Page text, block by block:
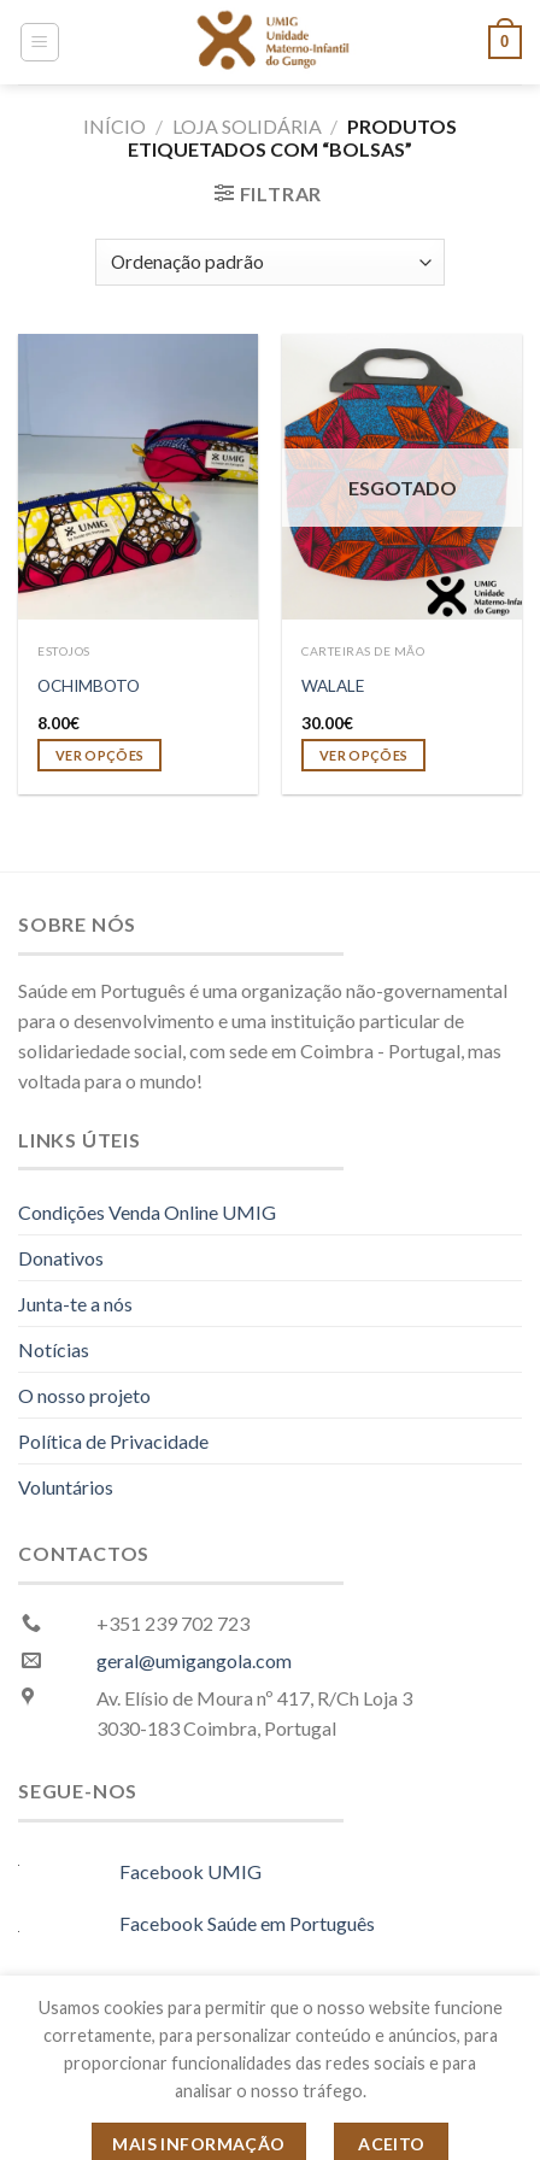
0
INÍCIO / LOJA SOLIDÁRIA / PRODUTOS
ETIQUETADOS COM “BOLSAS”
FILTRAR
ESTOJOS
OCHIMBOTO
8.00€
VER OPÇÕES
ESGOTADO
CARTEIRAS DE MÃO
WALALE
30.00€
VER OPÇÕES
SOBRE NÓS
Saúde em Português é uma organização não-governamental
para o desenvolvimento e uma instituição particular de
solidariedade social, com sede em Coimbra - Portugal, mas
voltada para o mundo!
LINKS ÚTEIS
Condições Venda Online UMIG
Donativos
Junta-te a nós
Notícias
O nosso projeto
Política de Privacidade
Voluntários
CONTACTOS
+351 239 702 723
geral@umigangola.com
Av. Elísio de Moura nº 417, R/Ch Loja 3
3030-183 Coimbra, Portugal
SEGUE-NOS
Facebook UMIG
Facebook Saúde em Português
Instagram
© Unidade Materno infantil do Gungo, Saúde em Português
Usamos cookies para permitir que o nosso website funcione
corretamente, para personalizar conteúdo e anúncios, para
proporcionar funcionalidades das redes sociais e para
analisar o nosso tráfego.